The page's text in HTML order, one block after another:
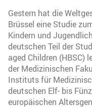
Gestern hat die
Brüssel eine Studie
Kindern und
deutschen Teil der
aged Children (HBSC)
der Medizinischen
Instituts für
deutschen Elf- bis
europäischen